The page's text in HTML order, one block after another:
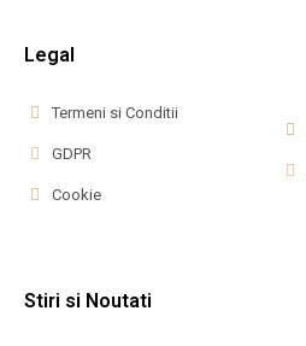
Legal
Termeni si Conditii
GDPR
Cookie
Stiri si Noutati